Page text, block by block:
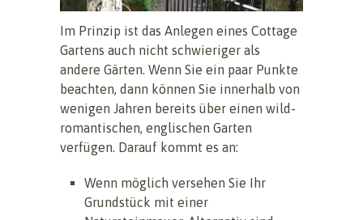
Im Prinzip ist das Anlegen eines Cottage
Gartens auch nicht schwieriger als
andere Gärten. Wenn Sie ein paar Punkte
beachten, dann können Sie innerhalb von
wenigen Jahren bereits über einen wild-
romantischen, englischen Garten
verfügen. Darauf kommt es an:
Wenn möglich versehen Sie Ihr
Grundstück mit einer